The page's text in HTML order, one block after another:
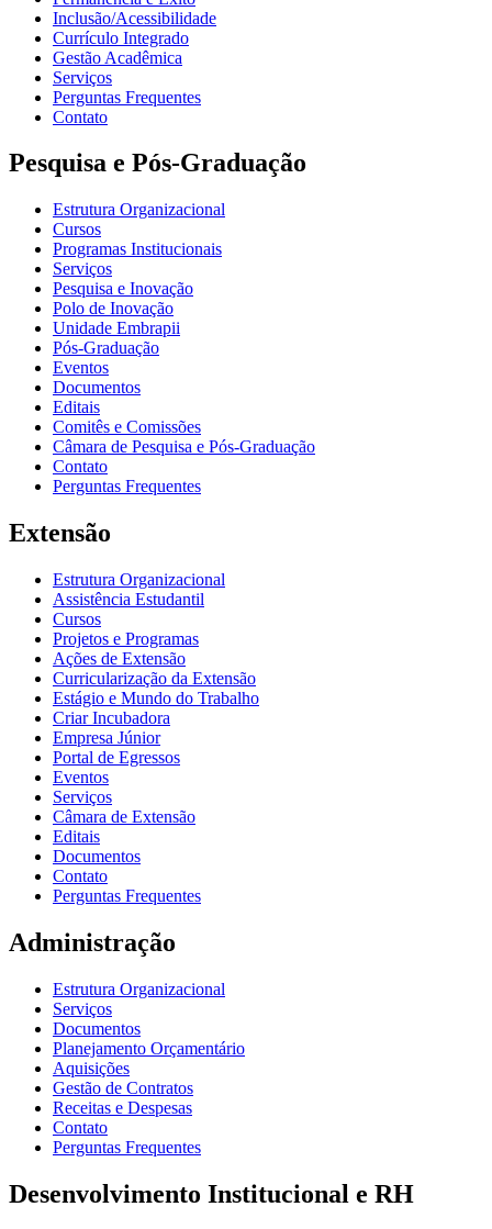
Inclusão/Acessibilidade
Currículo Integrado
Gestão Acadêmica
Serviços
Perguntas Frequentes
Contato
Pesquisa e Pós-Graduação
Estrutura Organizacional
Cursos
Programas Institucionais
Serviços
Pesquisa e Inovação
Polo de Inovação
Unidade Embrapii
Pós-Graduação
Eventos
Documentos
Editais
Comitês e Comissões
Câmara de Pesquisa e Pós-Graduação
Contato
Perguntas Frequentes
Extensão
Estrutura Organizacional
Assistência Estudantil
Cursos
Projetos e Programas
Ações de Extensão
Curricularização da Extensão
Estágio e Mundo do Trabalho
Criar Incubadora
Empresa Júnior
Portal de Egressos
Eventos
Serviços
Câmara de Extensão
Editais
Documentos
Contato
Perguntas Frequentes
Administração
Estrutura Organizacional
Serviços
Documentos
Planejamento Orçamentário
Aquisições
Gestão de Contratos
Receitas e Despesas
Contato
Perguntas Frequentes
Desenvolvimento Institucional e RH